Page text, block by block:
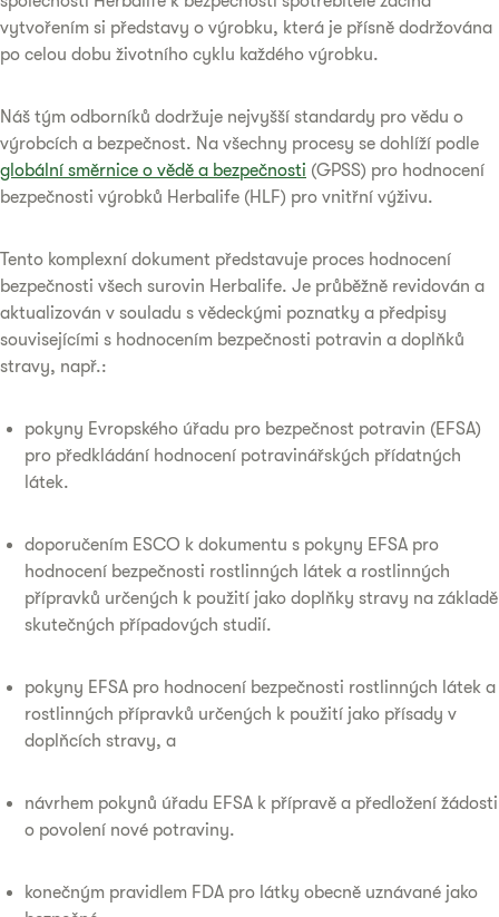
vytvořením si představy o výrobku, která je přísně dodržována
po celou dobu životního cyklu každého výrobku.
Náš tým odborníků dodržuje nejvyšší standardy pro vědu o
výrobcích a bezpečnost. Na všechny procesy se dohlíží podle
globální směrnice o vědě a bezpečnosti (GPSS) pro hodnocení
bezpečnosti výrobků Herbalife (HLF) pro vnitřní výživu.
Tento komplexní dokument představuje proces hodnocení
bezpečnosti všech surovin Herbalife. Je průběžně revidován a
aktualizován v souladu s vědeckými poznatky a předpisy
souvisejícími s hodnocením bezpečnosti potravin a doplňků
stravy, např.:
pokyny Evropského úřadu pro bezpečnost potravin (EFSA)
pro předkládání hodnocení potravinářských přídatných
látek.
doporučením ESCO k dokumentu s pokyny EFSA pro
hodnocení bezpečnosti rostlinných látek a rostlinných
přípravků určených k použití jako doplňky stravy na základě
skutečných případových studií.
pokyny EFSA pro hodnocení bezpečnosti rostlinných látek a
rostlinných přípravků určených k použití jako přísady v
doplňcích stravy, a
návrhem pokynů úřadu EFSA k přípravě a předložení žádosti
o povolení nové potraviny.
konečným pravidlem FDA pro látky obecně uznávané jako